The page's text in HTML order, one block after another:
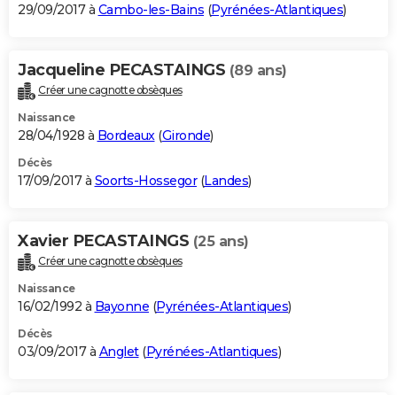
29/09/2017 à Cambo-les-Bains (Pyrénées-Atlantiques)
Jacqueline PECASTAINGS (89 ans)
Créer une cagnotte obsèques
Naissance
28/04/1928 à Bordeaux(Gironde)
Décès
17/09/2017 à Soorts-Hossegor(Landes)
Xavier PECASTAINGS (25 ans)
Créer une cagnotte obsèques
Naissance
16/02/1992 à Bayonne (Pyrénées-Atlantiques)
Décès
03/09/2017 à Anglet(Pyrénées-Atlantiques)